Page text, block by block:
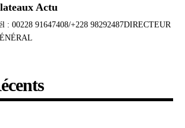
Actu
: 00228 91647408/+228 98292487DIRECTEUR